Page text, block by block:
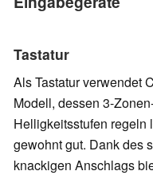
Tastatur
Als Tastatur verwendet
Modell, dessen 3-
Helligkeitsstufen regeln
gewohnt gut. Dank des
knackigen Anschlags